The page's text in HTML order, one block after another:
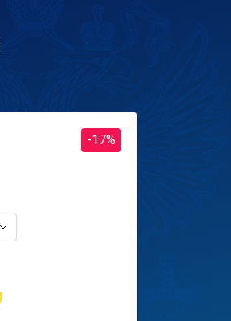
-17%